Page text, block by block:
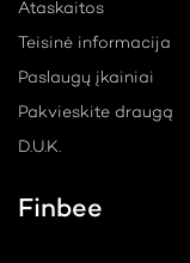
Ataskaitos
Teisinė informacija
Paslaugų įkainiai
Pakvieskite draugą
D.U.K.
Finbee